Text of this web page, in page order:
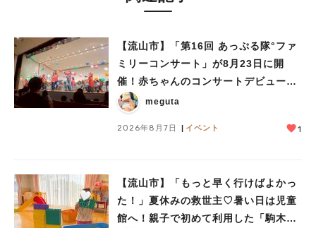
【流山市】「第16回 あっぷる隊°ファ
ミリーコンサート」が8月23日に開
催！赤ちゃんのコンサートデビューに
も♪
meguta
2026年8月7日 イベント 1
【流山市】「もっと早く行けばよかっ
た！」夏休みの救世主♡暑い日は児童
館へ！親子で初めて利用した「駒木台